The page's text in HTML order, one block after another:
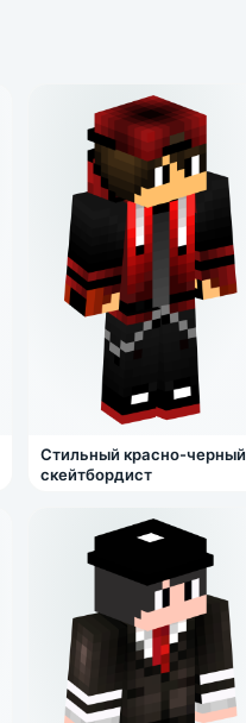
Стильный красно-черный
скейтбордист